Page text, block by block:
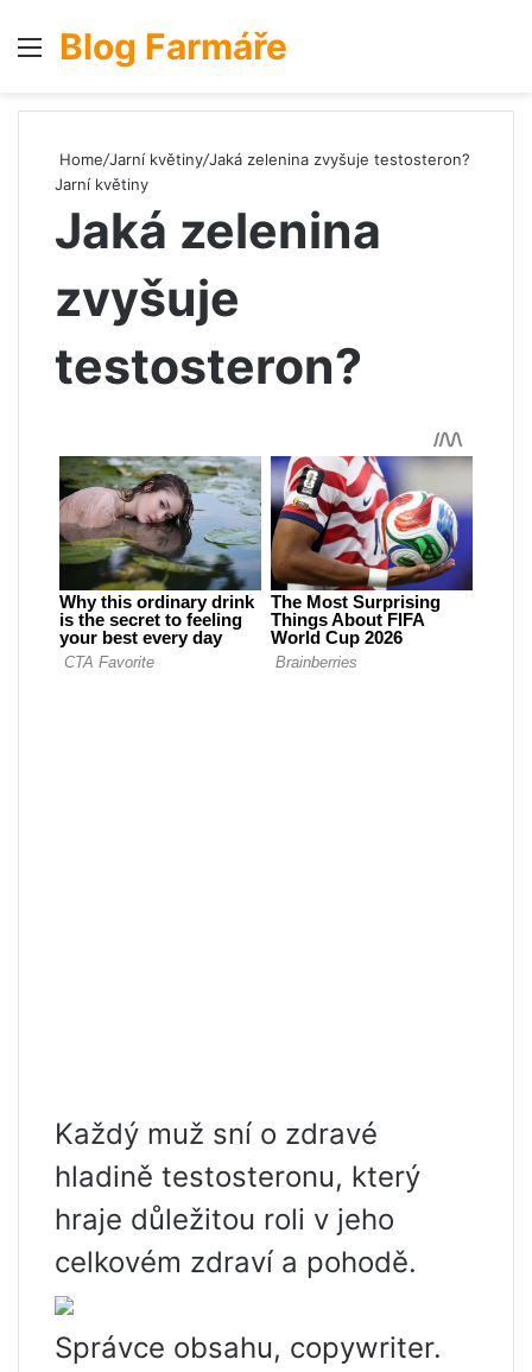
Menu
Blog Farmáře
Home/Jarní květiny/Jaká zelenina zvyšuje testosteron?
Jarní květiny
Jaká zelenina
zvyšuje
testosteron?
Každý muž sní o zdravé
hladině testosteronu, který
hraje důležitou roli v jeho
celkovém zdraví a pohodě.
Správce obsahu, copywriter.